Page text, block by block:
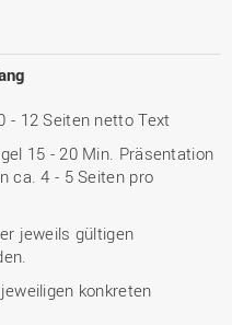
- 12 Seiten netto Text
15 - 20 Min. Präsentation
ca. 4 - 5 Seiten pro
jeweils gültigen
konkreten